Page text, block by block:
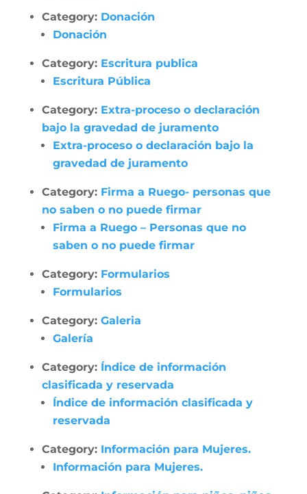
Category: Donación
Donación
Category: Escritura publica
Escritura Pública
Category: Extra-proceso o declaración
bajo la gravedad de juramento
Extra-proceso o declaración bajo la
gravedad de juramento
Category: Firma a Ruego- personas que
no saben o no puede firmar
Firma a Ruego – Personas que no
saben o no puede firmar
Category: Formularios
Formularios
Category: Galeria
Galería
Category: Índice de información
clasificada y reservada
Índice de información clasificada y
reservada
Category: Información para Mujeres.
Información para Mujeres.